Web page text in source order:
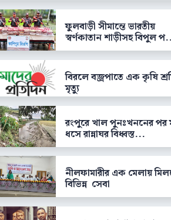
ফুলবাড়ী সীমান্তে ভারতীয়
স্বর্ণকাতান শাড়ীসহ বিপুল
বিরলে বজ্রপাতে এক কৃষি
মৃত্যু
রংপুরে খাল পুনঃখননের পর
ধসে রান্নাঘর বিধ্বস্ত...
নীলফামারীর এক মেলায়
বিভিন্ন সেবা